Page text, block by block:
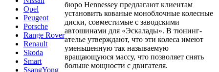
Opel
Peugeot
Porsche
Range Rover
Renault
Skoda
Smart
SsangYong
бюро Hennessey предлагают клиентам
установить кованые моноблочные колесные
диски, совместимые с заводскими
автошинами для «Эскалады». В тюнинг-
ателье утверждают, что эти колеса имеют
уменьшенную так называемую
вращающуюся массу, что позволяет снять
больше мощности с двигателя.